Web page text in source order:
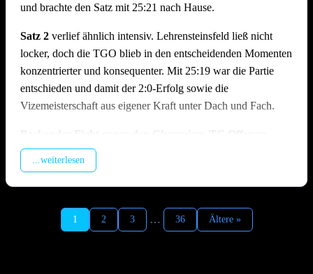
und brachte den Satz mit 25:21 nach Hause.
Satz 2 verlief ähnlich intensiv. Lehrensteinsfeld ließ nicht
locker, doch die TGO blieb in den entscheidenden Momenten
konzentrierter und konsequenter. Mit 25:19 war die Partie
entschieden und damit der 2:0-Erfolg sowie die
Vizemeisterschaft aus eigener Kraft unter Dach und Fach.
Packender Fight gegen den Champion: TG Offenau –
TSV Ilshofen | 1:2 (19:25, 25:23, 18:25)
Satz 1 geriet die TGO früh in Rückstand, da der enorme
Aufschlagsdruck der Gäste den Spielaufbau erschwerte und
...weiterlesen
1 2 3 … 36 Ältere »